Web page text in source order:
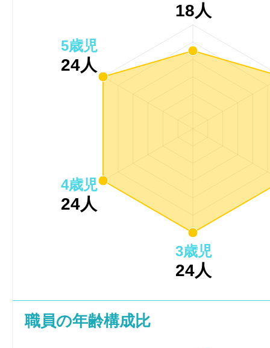
18人
3歳児
24人
4歳児
24人
5歳児
24人
職員の年齢構成比